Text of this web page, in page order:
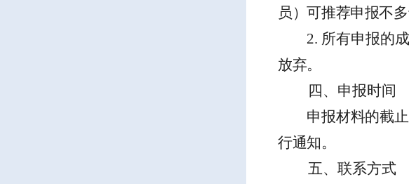
员）可推荐申报不
2. 所有申报的
放弃。
四、 申报时间
申报材料的截
行通知。
五、 联系方式